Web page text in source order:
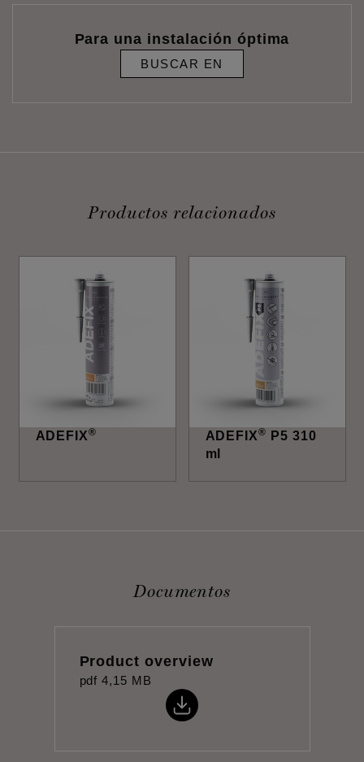
Para una instalación óptima
BUSCAR EN
Productos relacionados
ADEFIX® ADEFIX®
P5 310
ml
Documentos
Product overview
pdf 4,15 MB